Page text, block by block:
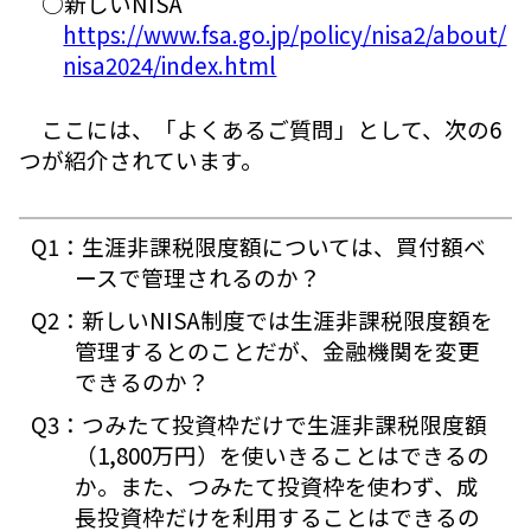
https://www.fsa.go.jp/policy/nisa2/about/
nisa2024/index.html
ここには、「よくあるご質問」として、次の6
つが紹介されています。
Q1：生涯非課税限度額については、買付額ベ
ースで管理されるのか？
Q2：新しいNISA制度では生涯非課税限度額を
管理するとのことだが、金融機関を変更
できるのか？
Q3：つみたて投資枠だけで生涯非課税限度額
（1,800万円）を使いきることはできるの
か。また、つみたて投資枠を使わず、成
長投資枠だけを利用することはできるの